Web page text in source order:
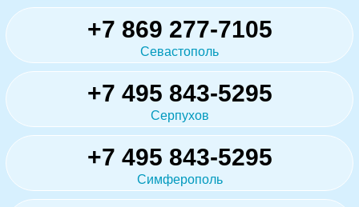
+7 869 277-7105
Севастополь
+7 495 843-5295
Серпухов
+7 495 843-5295
Симферополь